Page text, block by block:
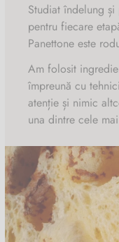
Grăsimi 31,85g
din care acizi grași
Glucide 47,7g
din care zaharuri
Sare 0,27g
Studiat îndelung
pentru fiecare
Panettone este
Am folosit
împreună cu
atenție și nimic
una dintre cele